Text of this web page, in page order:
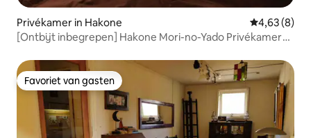
Privékamer in Hakone Gemiddelde
4,63 (8)
[Ontbijt inbegrepen] Hakone Mori-no-Yado Privékamer
Favoriet van gasten
Favoriet van gasten